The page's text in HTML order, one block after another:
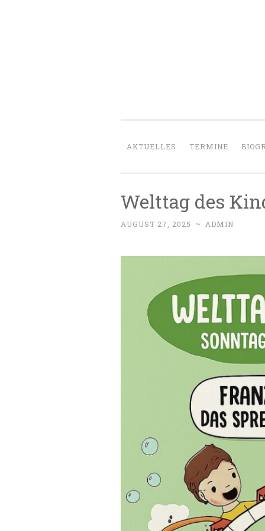
AKTUELLES TERMINE
Welttag des
AUGUST 27, 2025 ~ ADMIN